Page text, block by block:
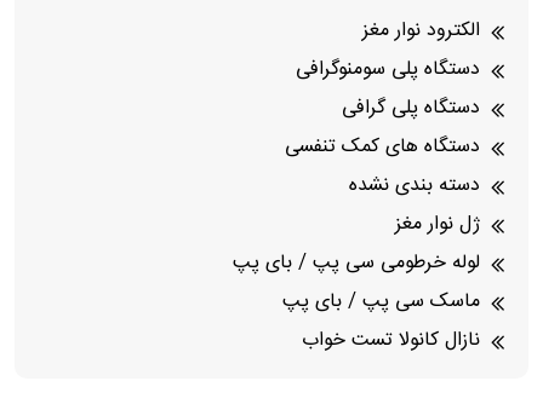
الکترود نوار مغز
دستگاه پلی سومنوگرافی
دستگاه پلی گرافی
دستگاه های کمک تنفسی
دسته بندی نشده
ژل نوار مغز
لوله خرطومی سی پپ / بای پپ
ماسک سی پپ / بای پپ
نازال کانولا تست خواب